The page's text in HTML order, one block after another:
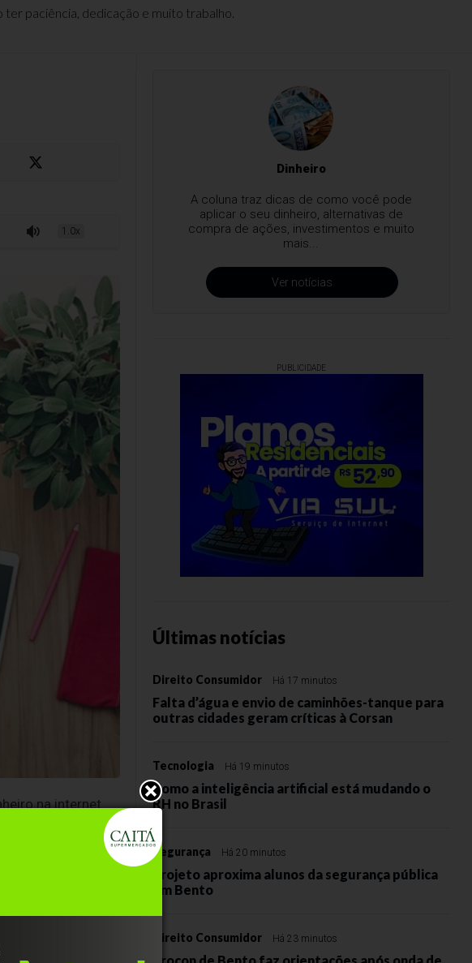
ter paciência, dedicação e muito trabalho.
na internet
1.0x
na internet.
porque
ganhar
a se
dinheiro na
realizada através
e a
Dinheiro
A coluna traz dicas de como você pode
aplicar o seu dinheiro, alternativas de
compra de ações, investimentos e muito
mais...
Ver notícias
PUBLICIDADE
Últimas notícias
Direito Consumidor Há 17 minutos
Falta d’água e envio de caminhões-tanque para
outras cidades geram críticas à Corsan
Tecnologia Há 19 minutos
Como a inteligência artificial está mudando o
RH no Brasil
Segurança Há 20 minutos
Projeto aproxima alunos da segurança pública
em Bento
Direito Consumidor Há 23 minutos